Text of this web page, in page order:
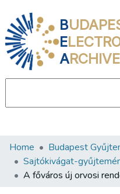
B
E
ARCHIVE
Communities &
All of DSpace
Home Budapest
Sajtókivágat-